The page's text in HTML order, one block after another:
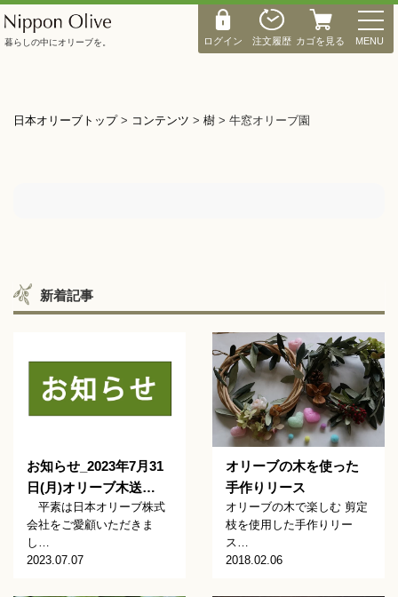
ログイン 注文履歴 カゴを見る
M
E
N
MENU
暮らしの中にオリーブを。
日本オリーブトップ> コンテンツ > 樹 > 牛窓オリーブ園
新着記事
お知らせ_2023年7月31
日(月)オリーブ木送…
平素は日本オリーブ株式
会社をご愛顧いただきま
し…
2023.07.07
オリーブの木を使った
手作りリース
オリーブの木で楽しむ 剪定
枝を使用した手作りリー
ス…
2018.02.06